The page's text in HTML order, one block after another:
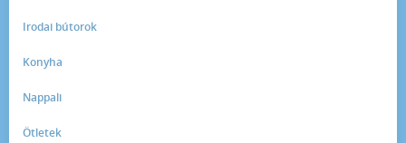
Irodai bútorok
Konyha
Nappali
Ötletek